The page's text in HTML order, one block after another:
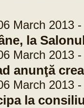
March 2013 -
la
March 2013 -
anunţă
March 2013 -
la